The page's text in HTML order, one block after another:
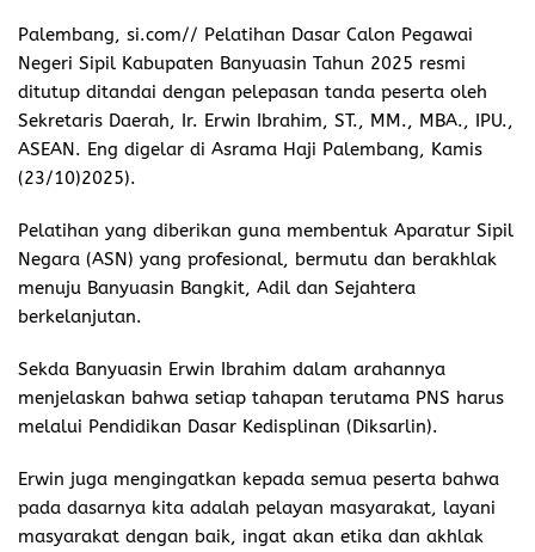
Palembang, si.com// Pelatihan Dasar Calon Pegawai
Negeri Sipil Kabupaten Banyuasin Tahun 2025 resmi
ditutup ditandai dengan pelepasan tanda peserta oleh
Sekretaris Daerah, Ir. Erwin Ibrahim, ST., MM., MBA., IPU.,
ASEAN. Eng digelar di Asrama Haji Palembang, Kamis
(23/10)2025).
Pelatihan yang diberikan guna membentuk Aparatur Sipil
Negara (ASN) yang profesional, bermutu dan berakhlak
menuju Banyuasin Bangkit, Adil dan Sejahtera
berkelanjutan.
Sekda Banyuasin Erwin Ibrahim dalam arahannya
menjelaskan bahwa setiap tahapan terutama PNS harus
melalui Pendidikan Dasar Kedisplinan (Diksarlin).
Erwin juga mengingatkan kepada semua peserta bahwa
pada dasarnya kita adalah pelayan masyarakat, layani
masyarakat dengan baik, ingat akan etika dan akhlak